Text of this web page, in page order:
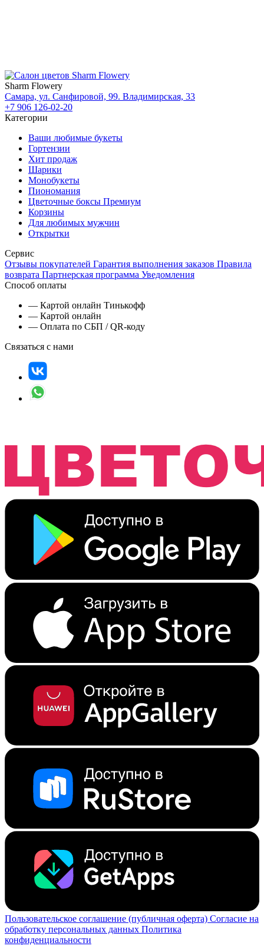
Sharm Flowery
Самара, ул. Санфировой, 99. Владимирская, 33
+7 906 126-02-20
Категории
Ваши любимые букеты
Гортензии
Хит продаж
Шарики
Монобукеты
Пиономания
Цветочные боксы Премиум
Корзины
Для любимых мужчин
Открытки
Сервис
Отзывы покупателей Гарантия выполнения заказов Правила
возврата Партнерская программа Уведомления
Способ оплаты
— Картой онлайн Тинькофф
— Картой онлайн
— Оплата по СБП / QR-коду
Связаться с нами
Пользовательское соглашение (публичная оферта) Согласие на
обработку персональных данных Политика
конфиденциальности